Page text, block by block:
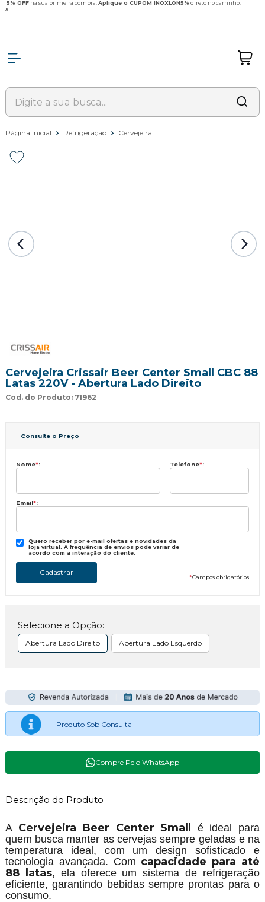
5% OFFna sua primeira compra. Aplique o CUPOM INOXLON5% direto no carrinho.
x
Página Inicial Refrigeração Cervejeira
Cervejeira Crissair Beer Center Small CBC 88
Latas 220V - Abertura Lado Direito
Cod. do Produto: 71962
Consulte o Preço
Nome*: Telefone*:
Email*:
Quero receber por e-mail ofertas e novidades da
loja virtual. A frequência de envios pode variar de
acordo com a interação do cliente.
*Campos obrigatórios
Selecione a Opção:
Abertura Lado Direito Abertura Lado Esquerdo
Produto Sob Consulta
Compre Pelo WhatsApp
Descrição do Produto
A Cervejeira Beer Center Small é ideal para
quem busca manter as cervejas sempre geladas e na
temperatura ideal, com um design sofisticado e
tecnologia avançada. Com capacidade para até
88 latas, ela oferece um sistema de refrigeração
eficiente, garantindo bebidas sempre prontas para o
consumo.